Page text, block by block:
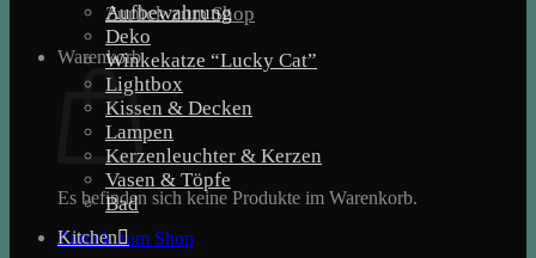
Zurück zum Shop
Warenkorb
Es befinden sich keine Produkte im Warenkorb.
Zurück zum Shop
Aufbewahrung
Deko
Winkekatze “Lucky Cat”
Lightbox
Kissen & Decken
Lampen
Kerzenleuchter & Kerzen
Vasen & Töpfe
Bad
Kitchen